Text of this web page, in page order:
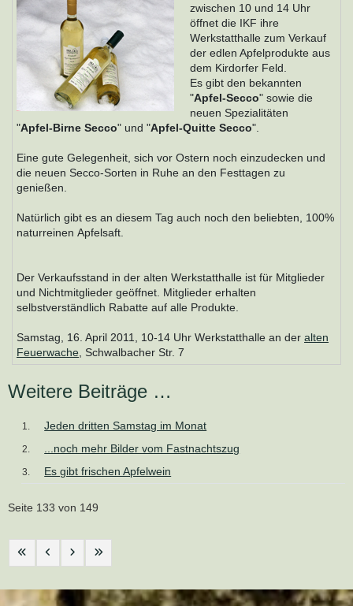
zwischen 10 und 14 Uhr
öffnet die IKF ihre
Werkstatthalle zum Verkauf
der edlen Apfelprodukte aus
dem Kirdorfer Feld.
Es gibt den bekannten
"Apfel-Secco" sowie die
neuen Spezialitäten
"Apfel-Birne Secco" und "Apfel-Quitte Secco".
Eine gute Gelegenheit, sich vor Ostern noch einzudecken und
die neuen Secco-Sorten in Ruhe an den Festtagen zu
genießen.
Natürlich gibt es an diesem Tag auch noch den beliebten, 100%
naturreinen Apfelsaft.
Der Verkaufsstand in der alten Werkstatthalle ist für Mitglieder
und Nichtmitglieder geöffnet. Mitglieder erhalten
selbstverständlich Rabatte auf alle Produkte.
Samstag, 16. April 2011, 10-14 Uhr Werkstatthalle an der alten
Feuerwache , Schwalbacher Str. 7
Weitere Beiträge …
Jeden dritten Samstag im Monat
...noch mehr Bilder vom Fastnachtszug
Es gibt frischen Apfelwein
Seite 133 von 149